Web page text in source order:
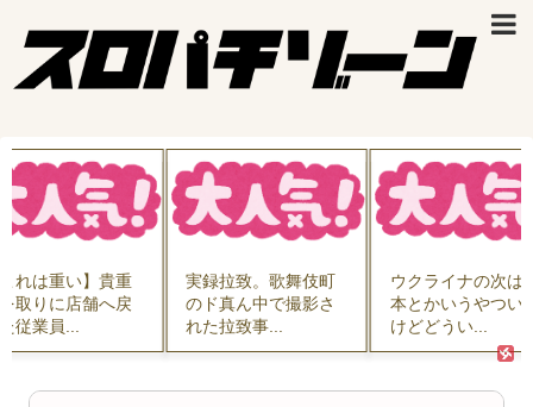
は重い】貴重
りに店舗へ戻
業員...
実録拉致。歌舞伎町
のド真ん中で撮影さ
れた拉致事...
ウクライナの次は日
本とかいうやついる
けどどうい...